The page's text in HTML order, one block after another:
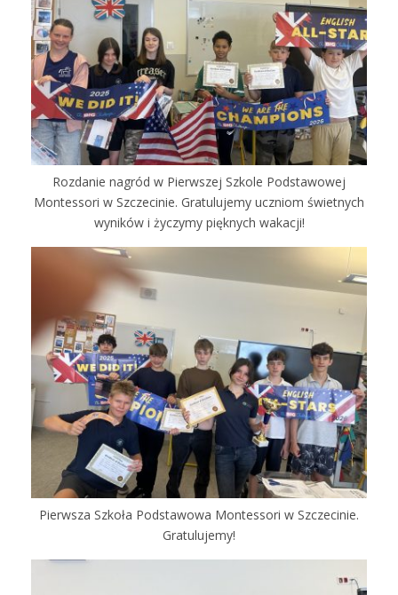
Rozdanie nagród w Pierwszej Szkole Podstawowej
Montessori w Szczecinie. Gratulujemy uczniom świetnych
wyników i życzymy pięknych wakacji!
Pierwsza Szkoła Podstawowa Montessori w Szczecinie.
Gratulujemy!